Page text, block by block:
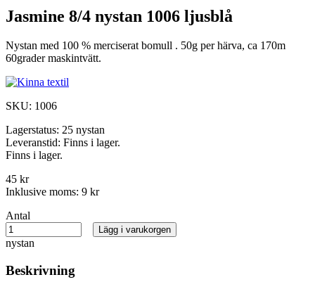
Jasmine 8/4 nystan 1006 ljusblå
Nystan med 100 % merciserat bomull . 50g per härva, ca 170m
60grader maskintvätt.
SKU: 1006
Lagerstatus: 25 nystan
Leveranstid: Finns i lager.
Finns i lager.
45 kr
Inklusive moms: 9 kr
Antal
nystan
Lägg i varukorgen
Beskrivning